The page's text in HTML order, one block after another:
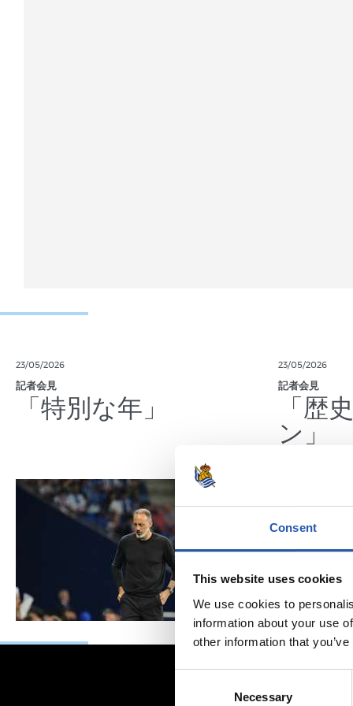
Consent
This website uses cookies
We use cookies to
information about your use
other information that
Necessary
23/05/2026
記者会見
「特別な年」
23/05/2026
記者会見
「歴
ン」